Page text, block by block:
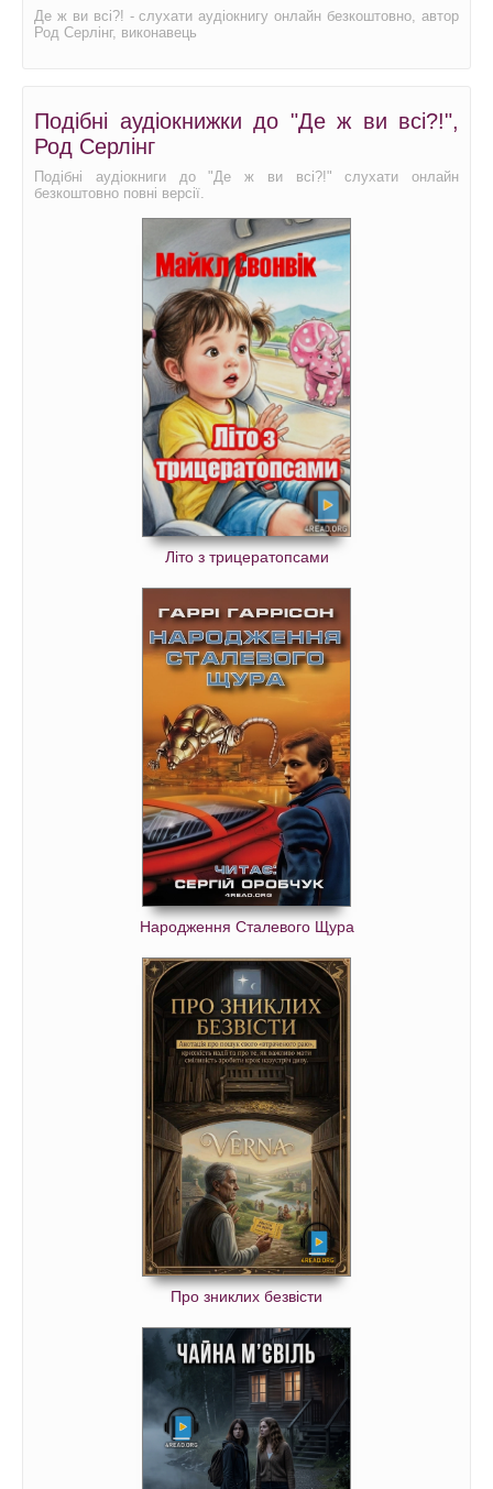
Де ж ви всі?! - слухати аудіокнигу онлайн безкоштовно, автор
Род Серлінг, виконавець
Подібні аудіокнижки до "Де ж ви всі?!",
Род Серлінг
Подібні аудіокниги до "Де ж ви всі?!" слухати онлайн
безкоштовно повні версії.
Літо з трицератопсами
Народження Сталевого Щура
Про зниклих безвісти